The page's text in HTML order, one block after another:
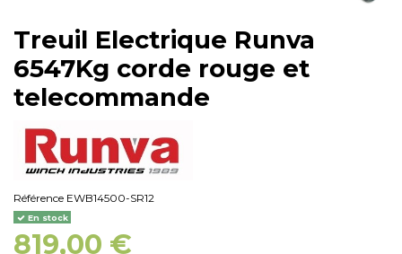
Treuil Electrique Runva
6547Kg corde rouge et
telecommande
Référence EWB14500-SR12
En stock
819,00 €